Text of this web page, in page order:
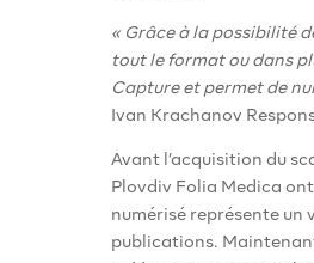
« Grâce à la possibilité
tout le format ou dans
Capture et permet de
Ivan Krachanov
Avant l’acquisition du
Plovdiv Folia Medica
numérisé représente un
publications.